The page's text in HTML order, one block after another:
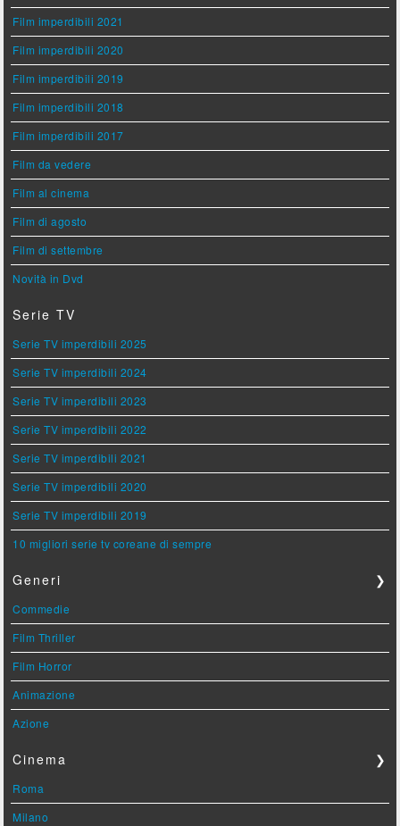
Film imperdibili 2021
Film imperdibili 2020
Film imperdibili 2019
Film imperdibili 2018
Film imperdibili 2017
Film da vedere
Film al cinema
Film di agosto
Film di settembre
Novità in Dvd
Serie TV
Serie TV imperdibili 2025
Serie TV imperdibili 2024
Serie TV imperdibili 2023
Serie TV imperdibili 2022
Serie TV imperdibili 2021
Serie TV imperdibili 2020
Serie TV imperdibili 2019
10 migliori serie tv coreane di sempre
Generi ❯
Commedie
Film Thriller
Film Horror
Animazione
Azione
Cinema ❯
Roma
Milano